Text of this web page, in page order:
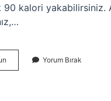
kalori yakabilirsiniz.
Gün
Yorum Bırak